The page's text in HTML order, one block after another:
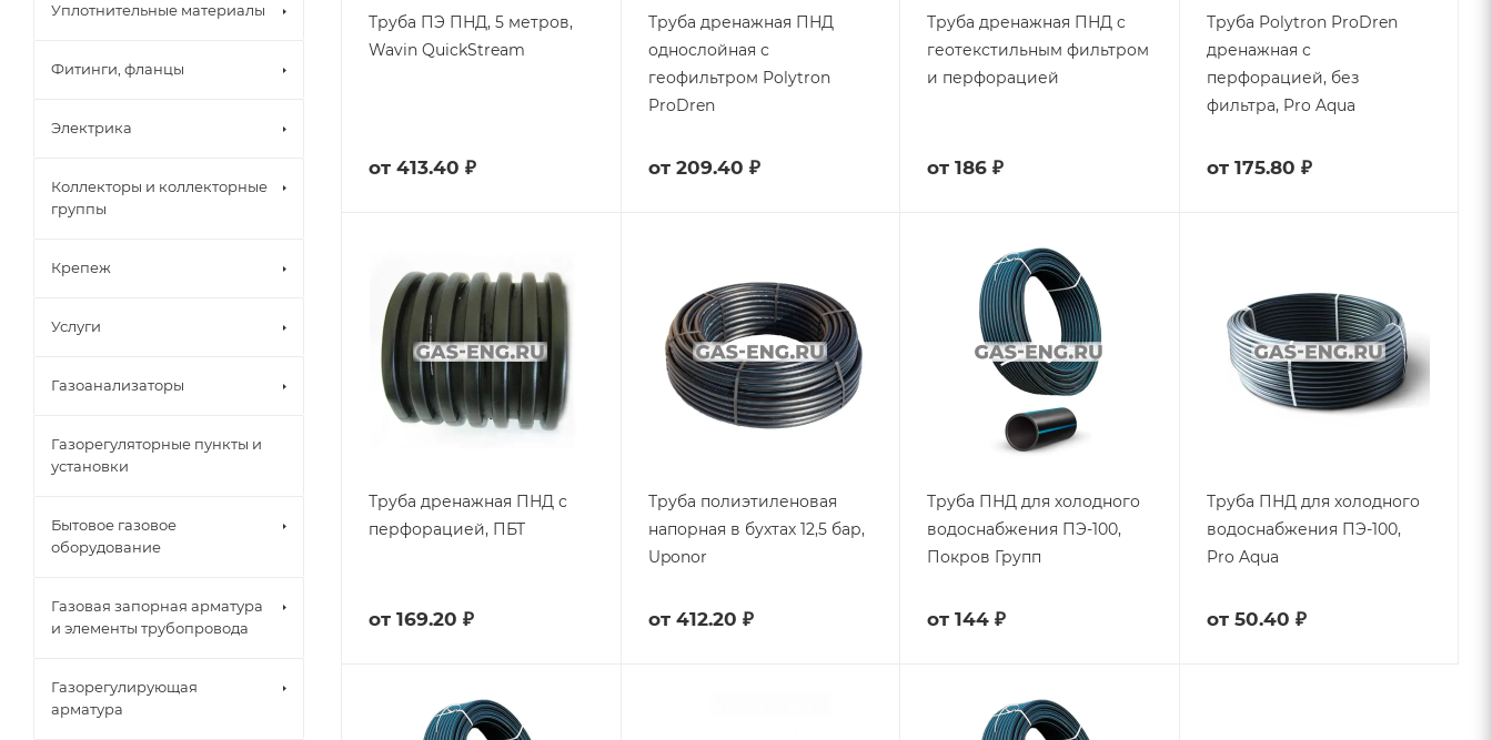
Труба ПЭ ПНД, 5 метров,
Wavin QuickStream
от 413.40 ₽
Труба дренажная ПНД
однослойная с
геофильтром Polytron
ProDren
от 209.40 ₽
Труба дренажная ПНД c
геотекстильным фильтром
и перфорацией
от 186 ₽
Труба Polytron ProDren
дренажная с
перфорацией, без
фильтра, Pro Aqua
от 175.80 ₽
Труба дренажная ПНД с
перфорацией, ПБТ
от 169.20 ₽
Труба полиэтиленовая
напорная в бухтах 12,5 бар,
Uponor
от 412.20 ₽
Труба ПНД для холодного
водоснабжения ПЭ-100,
Покров Групп
от 144 ₽
Труба ПНД для холодного
водоснабжения ПЭ-100,
Pro Aqua
от 50.40 ₽
Уплотнительные материалы
Фитинги, фланцы
Электрика
Коллекторы и коллекторные
группы
Крепеж
Услуги
Газоанализаторы
Газорегуляторные пункты и
установки
Бытовое газовое
оборудование
Газовая запорная арматура
и элементы трубопровода
Газорегулирующая
арматура